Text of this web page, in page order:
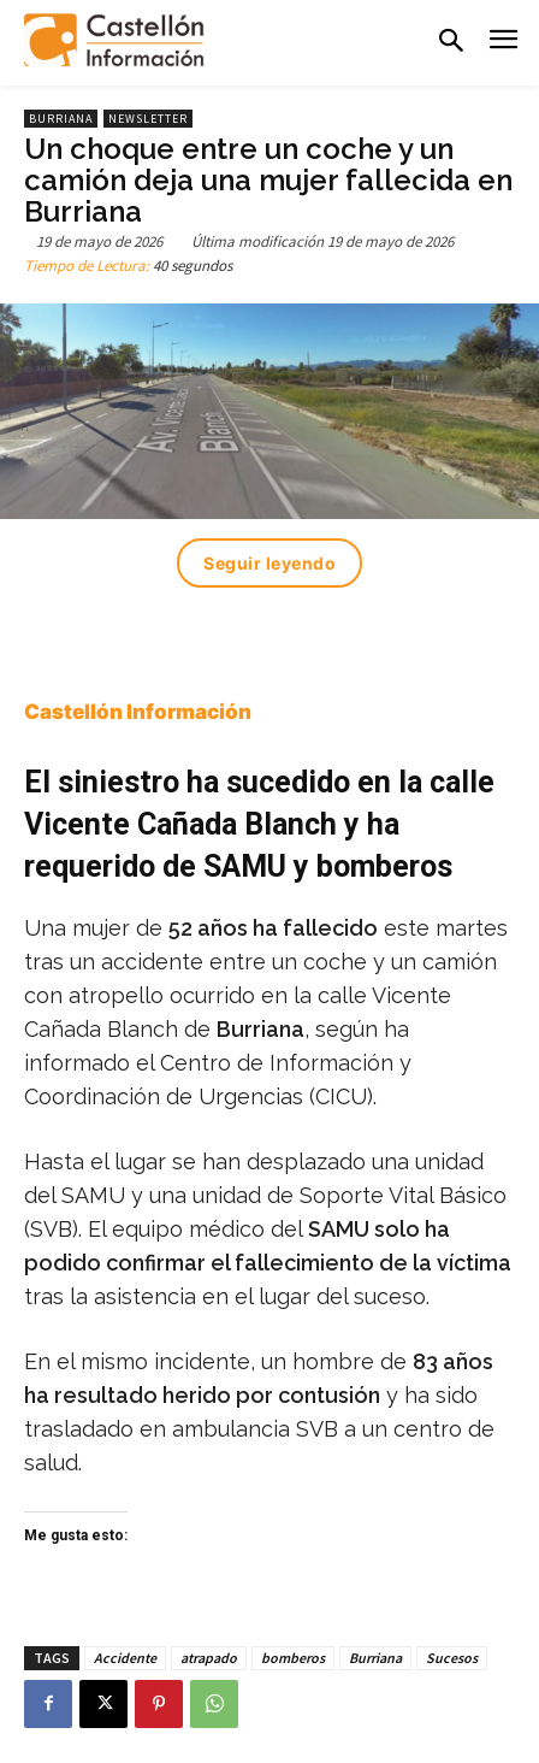
BURRIANA NEWSLETTER
Un choque entre un coche y un
camión deja una mujer fallecida en
Burriana
19 de mayo de 2026 Última modificación 19 de mayo de 2026
Tiempo de Lectura:40 segundos
Seguir leyendo
Castellón Información
El siniestro ha sucedido en la calle
Vicente Cañada Blanch y ha
requerido de SAMU y bomberos
Una mujer de 52 años ha fallecido este martes
tras un accidente entre un coche y un camión
con atropello ocurrido en la calle Vicente
Cañada Blanch de Burriana, según ha
informado el Centro de Información y
Coordinación de Urgencias (CICU).
Hasta el lugar se han desplazado una unidad
del SAMU y una unidad de Soporte Vital Básico
(SVB). El equipo médico delSAMU solo ha
podido confirmar el fallecimiento de la víctima
tras la asistencia en el lugar del suceso.
En el mismo incidente, un hombre de 83 años
ha resultado herido por contusión y ha sido
trasladado en ambulancia SVB a un centro de
salud.
Me gusta esto:
TAGS Accidente atrapado bomberos Burriana Sucesos